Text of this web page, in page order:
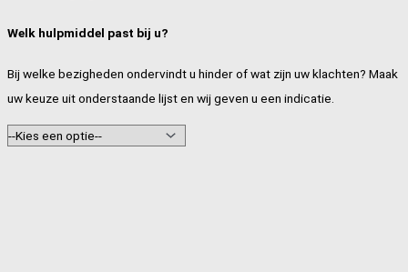
Welk hulpmiddel past bij u?
Bij welke bezigheden ondervindt u hinder of wat zijn uw klachten? Maak
uw keuze uit onderstaande lijst en wij geven u een indicatie.